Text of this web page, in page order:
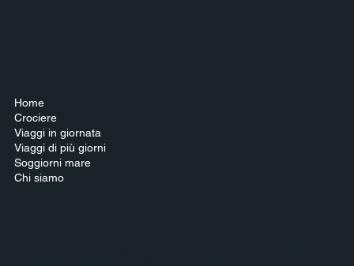
Home
Crociere
Viaggi in giornata
Viaggi di più giorni
Soggiorni mare
Chi siamo